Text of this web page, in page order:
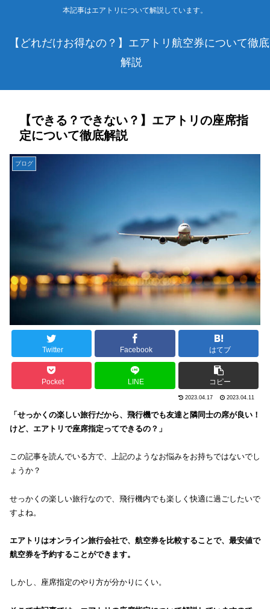
本記事はエアトリについて解説しています。
【どれだけお得なの？】エアトリ航空券について徹底
解説
【できる？できない？】エアトリの座席指
定について徹底解説
ブログ
Twitter Facebook はてブ
Pocket LINE コピー
2023.04.17 2023.04.11
「せっかくの楽しい旅行だから、飛行機でも友達と隣同士の席が良い！
けど、エアトリで座席指定ってできるの？」
この記事を読んでいる方で、上記のようなお悩みをお持ちではないでし
ょうか？
せっかくの楽しい旅行なので、飛行機内でも楽しく快適に過ごしたいで
すよね。
エアトリはオンライン旅行会社で、航空券を比較することで、最安値で
航空券を予約することができます。
しかし、座席指定のやり方が分かりにくい。